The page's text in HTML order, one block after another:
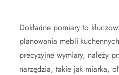
Dokładne pomiary to
planowania mebli
precyzyjne wymiary, należy
narzędzia, takie jak miarka,